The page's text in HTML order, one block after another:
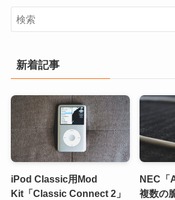
新着記事
iPod Classic用Mod
Kit「Classic Connect 2」
NEC「
複数の